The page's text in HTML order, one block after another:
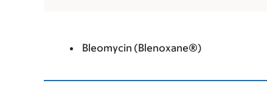
Bleomycin (Blenoxane®)